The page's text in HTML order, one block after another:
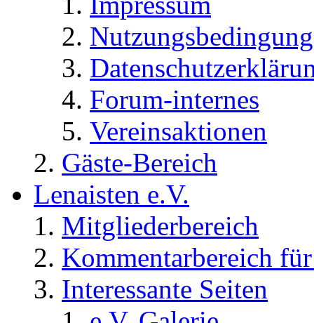
Forum-internes
Vereinsaktionen
Gäste-Bereich
Lenaisten e.V.
Mitgliederbereich
Kommentarbereich
Interessante Seiten